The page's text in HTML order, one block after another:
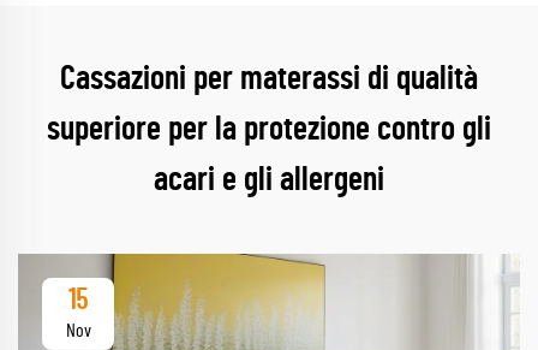
Cassazioni per materassi di qualità
superiore per la protezione contro gli
acari e gli allergeni
15
Nov